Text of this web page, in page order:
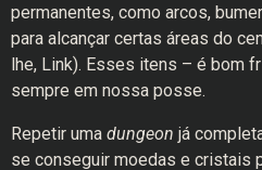
permanentes, como arcos,
para alcançar certas áreas do
lhe, Link). Esses itens – é bom
sempre em nossa posse.
Repetir uma dungeon já
se conseguir moedas e cristais